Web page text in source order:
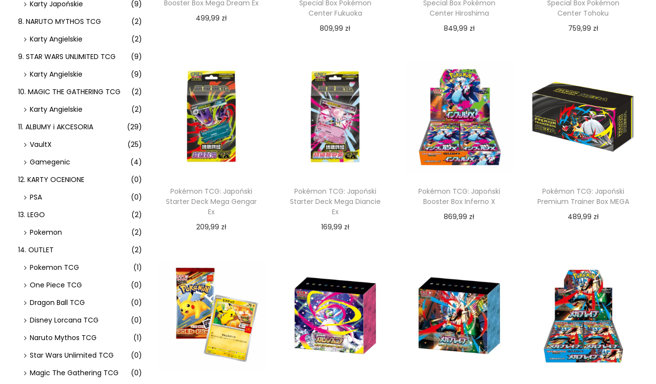
Booster Box Mega Dream Ex
499,99 zł
Special Box Pokémon
Center Fukuoka
809,99 zł
Special Box Pokémon
Center Hiroshima
849,99 zł
Special Box Pokémon
Center Tohoku
759,99 zł
Pokémon TCG: Japoński
Starter Deck Mega Gengar
Ex
209,99 zł
Pokémon TCG: Japoński
Starter Deck Mega Diancie
Ex
169,99 zł
Pokémon TCG: Japoński
Booster Box Inferno X
869,99 zł
Pokémon TCG: Japoński
Premium Trainer Box MEGA
489,99 zł
Karty Japońskie
(9)
8. NARUTO MYTHOS TCG
(2)
Karty Angielskie
(2)
9. STAR WARS UNLIMITED TCG
(9)
Karty Angielskie
(9)
10. MAGIC THE GATHERING TCG
(2)
Karty Angielskie
(2)
11. ALBUMY i AKCESORIA
(29)
VaultX
(25)
Gamegenic
(4)
12. KARTY OCENIONE
(0)
PSA
(0)
13. LEGO
(2)
Pokemon
(2)
14. OUTLET
(2)
Pokemon TCG
(1)
One Piece TCG
(0)
Dragon Ball TCG
(0)
Disney Lorcana TCG
(0)
Naruto Mythos TCG
(1)
Star Wars Unlimited TCG
(0)
Magic The Gathering TCG
(0)